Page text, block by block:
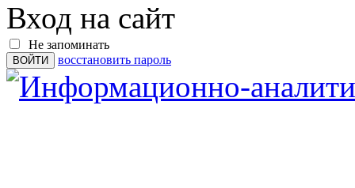
Вход на сайт
Не запоминать
восстановить пароль